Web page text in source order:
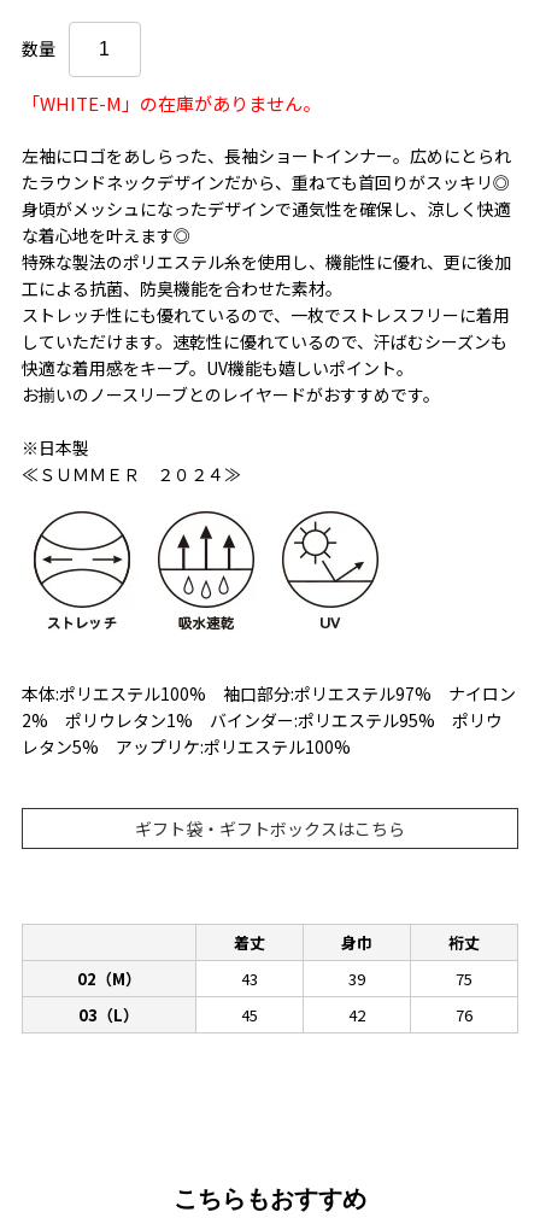
数量
「WHITE-M」の在庫がありません。
左袖にロゴをあしらった、長袖ショートインナー。広めにとられ
たラウンドネックデザインだから、重ねても首回りがスッキリ◎
身頃がメッシュになったデザインで通気性を確保し、涼しく快適
な着心地を叶えます◎
特殊な製法のポリエステル糸を使用し、機能性に優れ、更に後加
工による抗菌、防臭機能を合わせた素材。
ストレッチ性にも優れているので、一枚でストレスフリーに着用
していただけます。速乾性に優れているので、汗ばむシーズンも
快適な着用感をキープ。UV機能も嬉しいポイント。
お揃いのノースリーブとのレイヤードがおすすめです。
※日本製
≪ＳＵＭＭＥＲ ２０２４≫
本体:ポリエステル100% 袖口部分:ポリエステル97% ナイロン
2% ポリウレタン1% バインダー:ポリエステル95% ポリウ
レタン5% アップリケ:ポリエステル100%
ギフト袋・ギフトボックスはこちら
着丈 身巾
裄丈
02（M）
43 39
75
03（L）
45 42 76
こちらもおすすめ